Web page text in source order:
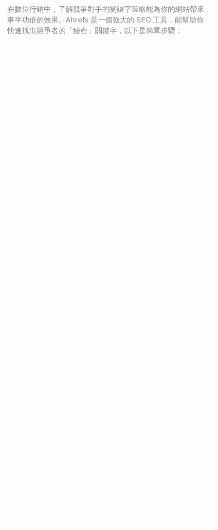
在數位行銷中，了解競爭對手的關鍵字策略能為你的網站帶來
事半功倍的效果。Ahrefs 是一個強大的 SEO 工具，能幫助你
快速找出競爭者的「秘密」關鍵字，以下是簡單步驟：